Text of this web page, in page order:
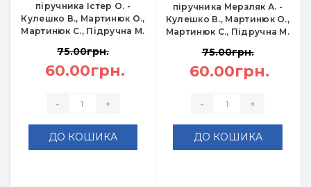
піручника Істер О. -
Кулешко В., Мартинюк О.,
Мартинюк С., Підручна М.
75.00грн.
60.00грн.
- +
ДО КОШИКА
піручника Мерзляк А. -
Кулешко В., Мартинюк О.,
Мартинюк С., Підручна М.
75.00грн.
60.00грн.
- +
ДО КОШИКА